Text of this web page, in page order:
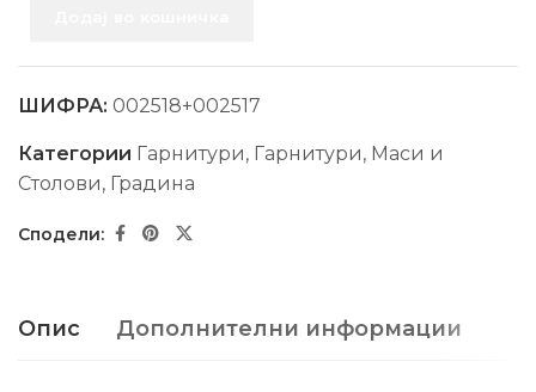
ШИФРА: 002518+002517
Категории Гарнитури, Гарнитури, Маси и
Столови, Градина
Опис Дополнителни информации